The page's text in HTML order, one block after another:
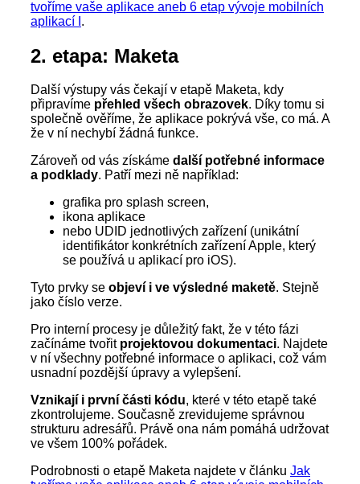
tvoříme vaše aplikace aneb 6 etap vývoje mobilních
aplikací I .
2. etapa: Maketa
Další výstupy vás čekají v etapě Maketa, kdy
připravíme přehled všech obrazovek. Díky tomu si
společně ověříme, že aplikace pokrývá vše, co má. A
že v ní nechybí žádná funkce.
Zároveň od vás získáme další potřebné informace
a podklady. Patří mezi ně například:
grafika pro splash screen,
ikona aplikace
nebo UDID jednotlivých zařízení (unikátní
identifikátor konkrétních zařízení Apple, který
se používá u aplikací pro iOS).
Tyto prvky se objeví i ve výsledné maketě. Stejně
jako číslo verze.
Pro interní procesy je důležitý fakt, že v této fázi
začínáme tvořit projektovou dokumentaci. Najdete
v ní všechny potřebné informace o aplikaci, což vám
usnadní pozdější úpravy a vylepšení.
Vznikají i první části kódu, které v této etapě také
zkontrolujeme. Současně zrevidujeme správnou
strukturu adresářů. Právě ona nám pomáhá udržovat
ve všem 100% pořádek.
Podrobnosti o etapě Maketa najdete v článku Jak